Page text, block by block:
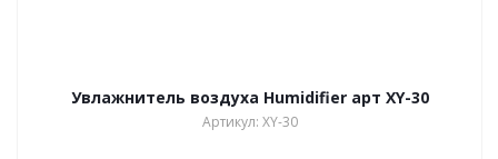
Увлажнитель воздуха Humidifier арт XY-30
Артикул: XY-30